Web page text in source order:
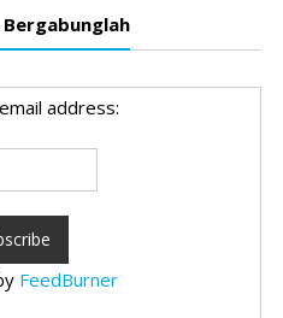
address:
FeedBurner